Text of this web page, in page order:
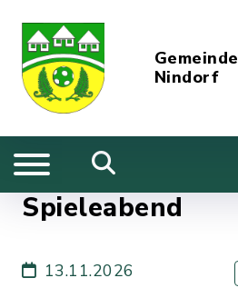
Gemeinde
Nindorf
Spieleabend
13.11.2026